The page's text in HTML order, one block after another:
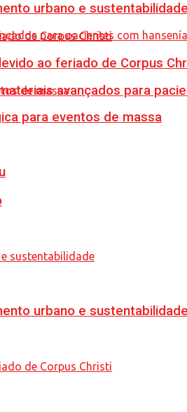
avançados para
urbano e
urbano e sustentabilidade
ao feriado de Corpus
para eventos de massa